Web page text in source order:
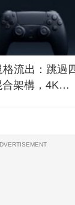
流出：跳過
架構，4K